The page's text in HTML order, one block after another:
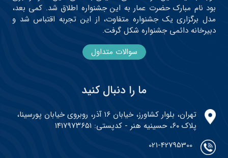
بود نام مبارک حضرت عمار به این جشنواره اطلاق شد. کمی بعد،
مدل برگزاری یک جشنواره متفاوت، از این تجربه اقتباس شد و
دبیرخانه دائمی جشنواره شکل گرفت.
سوالات متداول
ما را دنبال کنید
تهران، بلوار کشاورز، خیابان ۱۶ آذر، روبروی خیابان پورسینا،
پلاک ۶۰، حسینیه هنر - کدپستی: ۱۴۱۷۹۷۳۶۵۱
021-42795300